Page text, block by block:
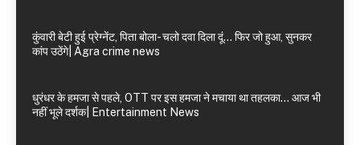
कुंवारी बेटी हुई प्रेग्नेंट, पिता बोला- चलो दवा दिला दूं… फिर जो हुआ, सुनकर
कांप उठेंगे| Agra crime news
धुरंधर के हमजा से पहले, OTT पर इस हमजा ने मचाया था तहलका… आज भी
नहीं भूले दर्शक| Entertainment News